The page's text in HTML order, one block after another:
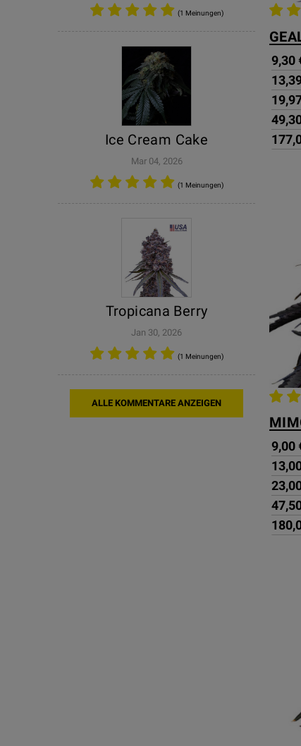
(1 Meinungen)
Ice Cream Cake
Mar 04, 2026
(1 Meinungen)
Tropicana Berry
Jan 30, 2026
(1 Meinungen)
ALLE KOMMENTARE ANZEIGEN
9,30
9,00